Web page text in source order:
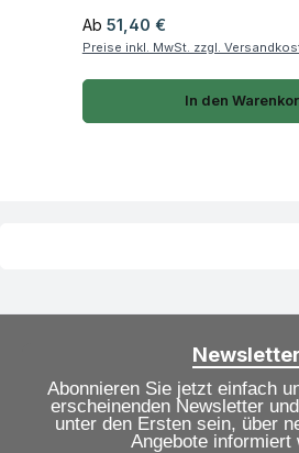
Regulärer Preis:
Ab 51,40 €
Preise inkl. MwSt. zzgl.
In den
Newsletter
Abonnieren Sie jetzt einfach
erscheinenden Newsletter
unter den Ersten sein, über
Angebote informiert